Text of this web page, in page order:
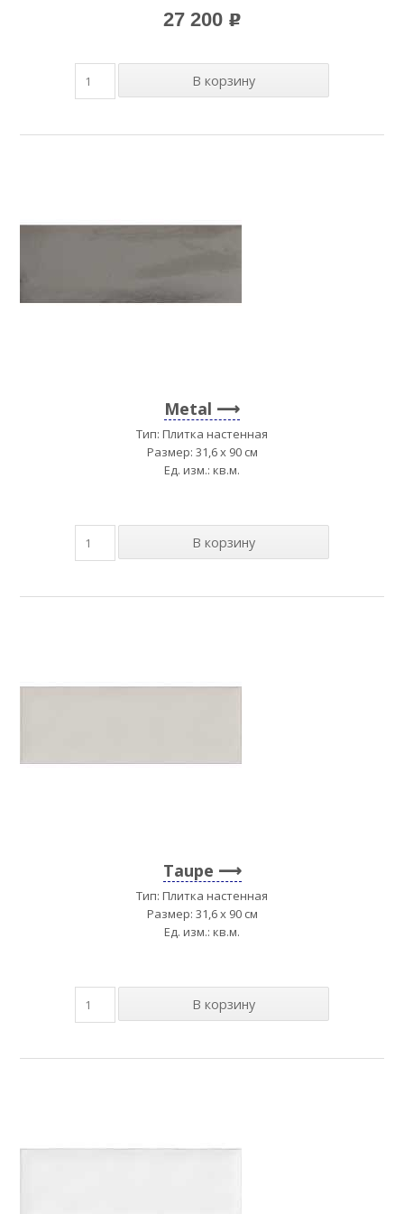
27 200 p
Metal
Тип: Плитка настенная
Размер: 31,6 x 90 см
Ед. изм.: кв.м.
Taupe
Тип: Плитка настенная
Размер: 31,6 x 90 см
Ед. изм.: кв.м.